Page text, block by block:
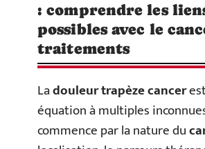
: comprendre les
possibles avec le
traitements
Ladouleur trapèze cancer
équation à multiples
commence par la nature du